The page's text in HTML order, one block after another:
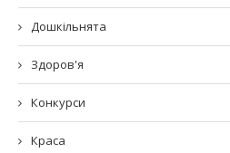
Дошкільнята
Здоров'я
Конкурси
Краса